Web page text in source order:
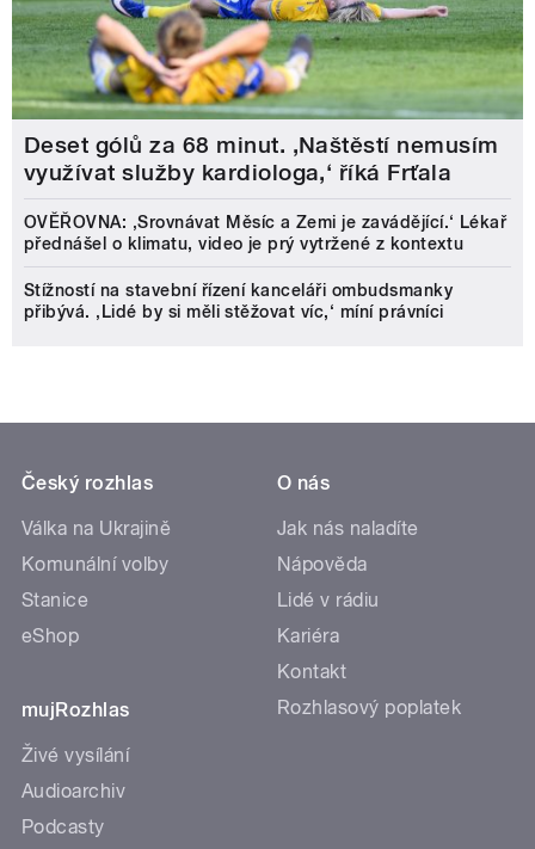
Deset gólů za 68 minut. ,Naštěstí nemusím
využívat služby kardiologa,‘ říká Frťala
OVĚŘOVNA: ‚Srovnávat Měsíc a Zemi je zavádějící.‘ Lékař
přednášel o klimatu, video je prý vytržené z kontextu
Stížností na stavební řízení kanceláři ombudsmanky
přibývá. ‚Lidé by si měli stěžovat víc,‘ míní právníci
Český rozhlas
Válka na Ukrajině
Komunální volby
Stanice
eShop
mujRozhlas
Živé vysílání
Audioarchiv
Podcasty
O nás
Jak nás naladíte
Nápověda
Lidé v rádiu
Kariéra
Kontakt
Rozhlasový poplatek